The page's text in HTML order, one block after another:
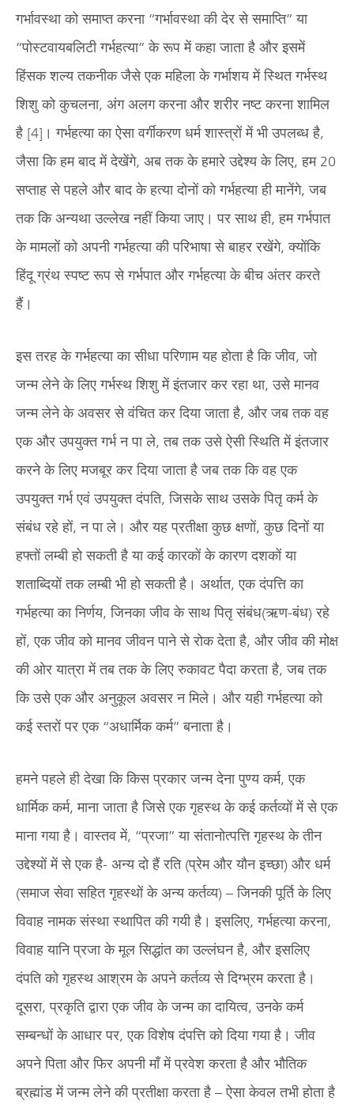
गर्भावस्था को समाप्त करना “गर्भावस्था की देर से समाप्ति” या
“पोस्टवायबलिटी गर्भहत्या” के रूप में कहा जाता है और इसमें
हिंसक शल्य तकनीक जैसे एक महिला के गर्भाशय में स्थित गर्भस्थ
शिशु को कुचलना, अंग अलग करना और शरीर नष्ट करना शामिल
है [4]। गर्भहत्या का ऐसा वर्गीकरण धर्म शास्त्रों में भी उपलब्ध है,
जैसा कि हम बाद में देखेंगे, अब तक के हमारे उद्देश्य के लिए, हम 20
सप्ताह से पहले और बाद के हत्या दोनों को गर्भहत्या ही मानेंगे, जब
तक कि अन्यथा उल्लेख नहीं किया जाए। पर साथ ही, हम गर्भपात
के मामलों को अपनी गर्भहत्या की परिभाषा से बाहर रखेंगे, क्योंकि
हिंदू ग्रंथ स्पष्ट रूप से गर्भपात और गर्भहत्या के बीच अंतर करते
हैं।
इस तरह के गर्भहत्या का सीधा परिणाम यह होता है कि जीव, जो
जन्म लेने के लिए गर्भस्थ शिशु में इंतजार कर रहा था, उसे मानव
जन्म लेने के अवसर से वंचित कर दिया जाता है, और जब तक वह
एक और उपयुक्त गर्भ न पा ले, तब तक उसे ऐसी स्थिति में इंतजार
करने के लिए मजबूर कर दिया जाता है जब तक कि वह एक
उपयुक्त गर्भ एवं उपयुक्त दंपति, जिसके साथ उसके पितृ कर्म के
संबंध रहे हों, न पा ले। और यह प्रतीक्षा कुछ क्षणों, कुछ दिनों या
हफ्तों लम्बी हो सकती है या कई कारकों के कारण दशकों या
शताब्दियों तक लम्बी भी हो सकती है। अर्थात, एक दंपत्ति का
गर्भहत्या का निर्णय, जिनका जीव के साथ पितृ संबंध(ऋण-बंध) रहे
हों, एक जीव को मानव जीवन पाने से रोक देता है, और जीव की मोक्ष
की ओर यात्रा में तब तक के लिए रुकावट पैदा करता है, जब तक
कि उसे एक और अनुकूल अवसर न मिले। और यही गर्भहत्या को
कई स्तरों पर एक “अधार्मिक कर्म” बनाता है।
हमने पहले ही देखा कि किस प्रकार जन्म देना पुण्य कर्म, एक
धार्मिक कर्म, माना जाता है जिसे एक गृहस्थ के कई कर्तव्यों में से एक
माना गया है। वास्तव में, “प्रजा” या संतानोत्पत्ति गृहस्थ के तीन
उद्देश्यों में से एक है- अन्य दो हैं रति (प्रेम और यौन इच्छा) और धर्म
(समाज सेवा सहित गृहस्थों के अन्य कर्तव्य) – जिनकी पूर्ति के लिए
विवाह नामक संस्था स्थापित की गयी है। इसलिए, गर्भहत्या करना,
विवाह यानि प्रजा के मूल सिद्धांत का उल्लंघन है, और इसलिए
दंपति को गृहस्थ आश्रम के अपने कर्तव्य से दिग्भ्रम करता है।
दूसरा, प्रकृति द्वारा एक जीव के जन्म का दायित्व, उनके कर्म
सम्बन्धों के आधार पर, एक विशेष दंपत्ति को दिया गया है। जीव
अपने पिता और फिर अपनी माँ में प्रवेश करता है और भौतिक
ब्रह्मांड में जन्म लेने की प्रतीक्षा करता है – ऐसा केवल तभी होता है